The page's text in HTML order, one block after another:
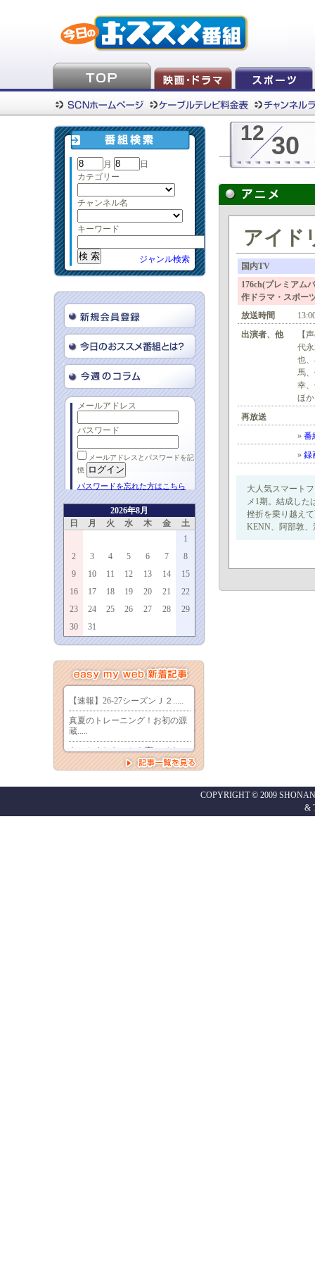
月
日
カテゴリー
チャンネル名
キーワード
ジャンル検索
メールアドレス
パスワード
メールアドレスとパスワードを記
憶
パスワードを忘れた方はこちら
2026年8月
日
月 火 水 木 金
土
1
2
3 4 5 6 7
8
9
10 11 12 13 14
15
16
17 18 19 20 21
22
23
24 25 26 27 28
29
30
31
12 30
アイド
国内TV
176ch(プレミア
作ドラマ・スポー
放送時間
出演者、他
【
代
也
馬
幸
ほか
再放送
» 番
» 録
大人気スマート
メ1期。結成した
挫折を乗り越え
KENN、阿部敦
COPYRIGHT © 2009
&